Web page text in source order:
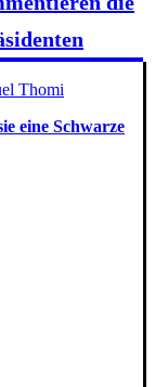
Thomi
eine Schwarze